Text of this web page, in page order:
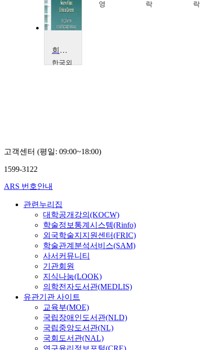
영
락
락
회귀분석
한국외
고객센터 (평일: 09:00~18:00)
1599-3122
ARS 번호안내
관련누리집
대학공개강의(KOCW)
학술정보통계시스템(Rinfo)
외국학술지지원센터(FRIC)
학술관계분석서비스(SAM)
사서커뮤니티
기관회원
지식나눔(LOOK)
의학전자도서관(MEDLIS)
유관기관 사이트
교육부(MOE)
국립장애인도서관(NLD)
국립중앙도서관(NL)
국회도서관(NAL)